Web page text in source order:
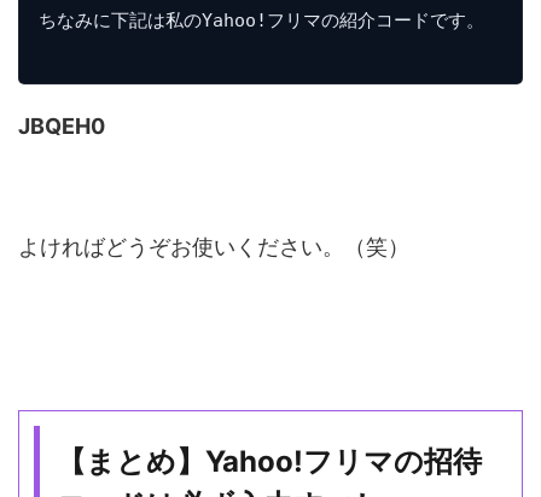
ちなみに下記は私のYahoo!フリマの紹介コードです。
JBQEH0
よければどうぞお使いください。（笑）
【まとめ】Yahoo!フリマの招待